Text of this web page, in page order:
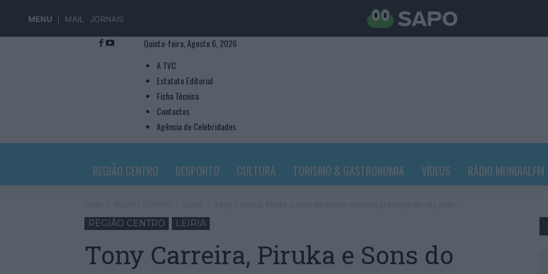
MENU MAIL JORNAIS
Quinta-feira, Agosto 6, 2026
A TVC
Estatuto Editorial
Ficha Técnica
Contactos
Agência de Celebridades
REGIÃO CENTRO DESPORTO CULTURA TURISMO & GASTRONOMIA VÍDEOS RÁDIO MUNDIALFM
REGIÃO CENTRO LEIRIA
Tony Carreira, Piruka e Sons do